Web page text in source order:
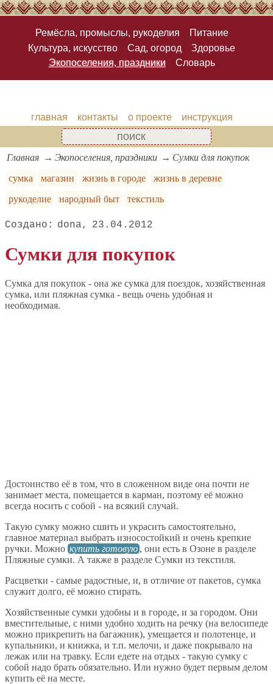
Ремёсла, промыслы, рукоделия
Питание
Культура, искусство
Сад, огород
Здоровье
Экопоселения, праздники
Словарь
главная контакты о проекте инструкция
Главная Экопоселения, праздники
Сумки для покупок
сумка
магазин жизнь в городе
жизнь в деревне
рукоделие
народный быт текстиль
dona 23.04.2012
Сумки для покупок
Сумка для покупок - она же сумка для поездок, хозяйственная
сумка, или пляжная сумка - вещь очень удобная и
необходимая.
Достоинство её в том, что в сложенном виде она почти не
занимает места, помещается в карман, поэтому её можно
всегда носить с собой - на всякий случай.
Такую сумку можно сшить и украсить самостоятельно,
главное материал выбрать износостойкий и очень крепкие
ручки. Можно купить готовую , они есть в Озоне в разделе
Пляжные сумки. А также в разделе Сумки из текстиля.
Расцветки - самые радостные, и, в отличие от пакетов, сумка
служит долго, её можно стирать.
Хозяйственные сумки удобны и в городе, и за городом. Они
вместительные, с ними удобно ходить на речку (на велосипеде
можно прикрепить на багажник), умещается и полотенце, и
купальники, и книжка, и т.п. мелочи, и даже покрывало на
лежак или на травку. Если едете на отдых - такую сумку с
собой надо брать обязательно. Или нужно будет первым делом
купить её на месте.